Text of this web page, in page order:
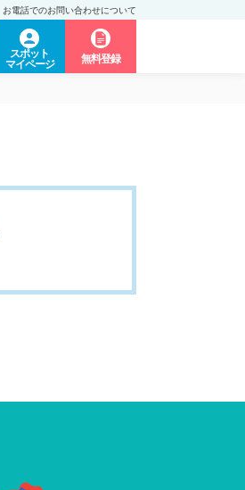
お電話でのお問い合わせについて
スポット
マイページ
無料登録